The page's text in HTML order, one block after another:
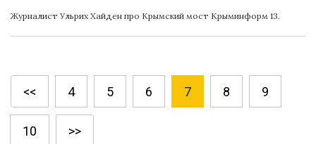
Журналист Ульрих Хайден про Крымский мост Крыминформ 13.
<< 4 5 6 7 8 9
10 >>